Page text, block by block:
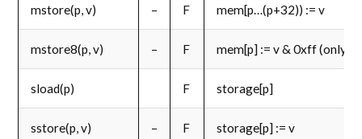
mstore(p, v) – F mem[p…(p+32)) := v
mstore8(p, v) – F mem[p] := v & 0xff (only
sload(p) F storage[p]
sstore(p, v) – F storage[p] := v